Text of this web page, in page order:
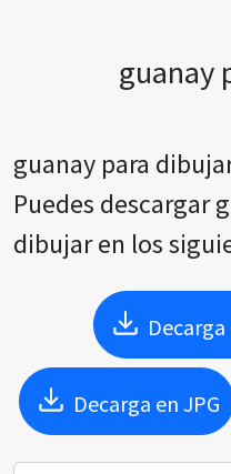
guanay
guanay para
Puedes descargar
dibujar en los
Decarga en JPG